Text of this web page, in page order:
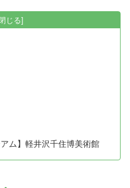
ム】軽井沢千住博美術館